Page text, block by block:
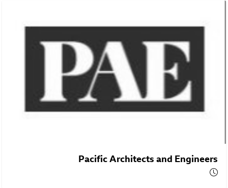
Pacific Architects and Engineers